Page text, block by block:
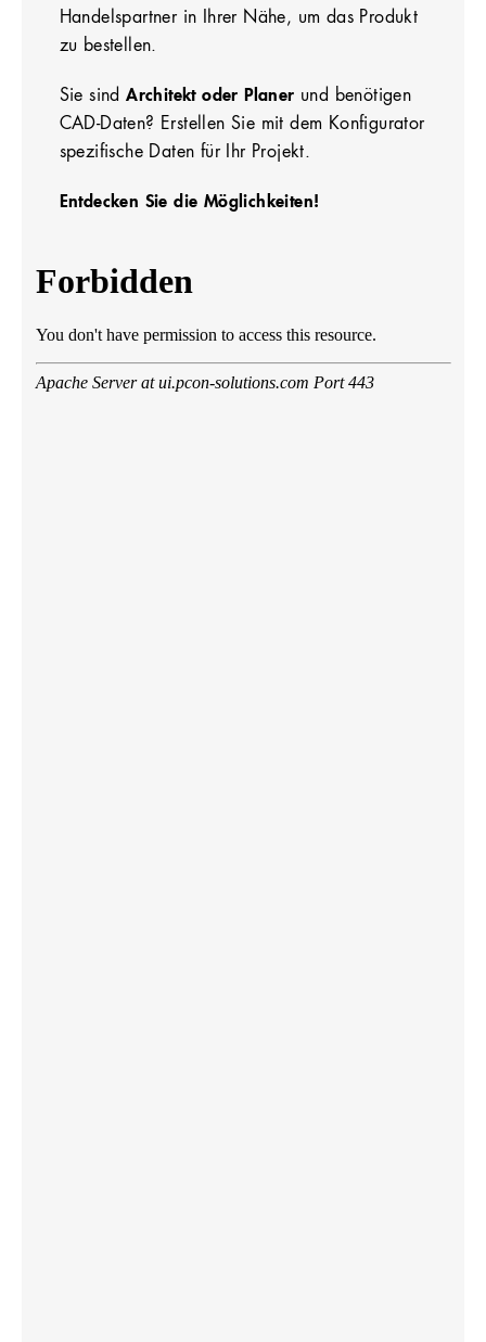
Handelspartner in Ihrer Nähe, um das Produkt
zu bestellen.
Sie sindArchitekt oder Planer und benötigen
CAD-Daten? Erstellen Sie mit dem Konfigurator
spezifische Daten für Ihr Projekt.
Entdecken Sie die Möglichkeiten!